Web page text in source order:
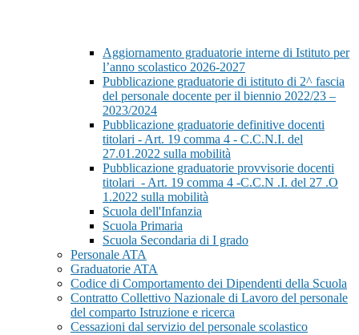
Aggiornamento graduatorie interne di Istituto per
l’anno scolastico 2026-2027
Pubblicazione graduatorie di istituto di 2^ fascia
del personale docente per il biennio 2022/23 –
2023/2024
Pubblicazione graduatorie definitive docenti
titolari - Art. 19 comma 4 - C.C.N.I. del
27.01.2022 sulla mobilità
Pubblicazione graduatorie provvisorie docenti
titolari - Art. 19 comma 4 -C.C.N .I. del 27 .O
1.2022 sulla mobilità
Scuola dell'Infanzia
Scuola Primaria
Scuola Secondaria di I grado
Personale ATA
Graduatorie ATA
Codice di Comportamento dei Dipendenti della Scuola
Contratto Collettivo Nazionale di Lavoro del personale
del comparto Istruzione e ricerca
Cessazioni dal servizio del personale scolastico